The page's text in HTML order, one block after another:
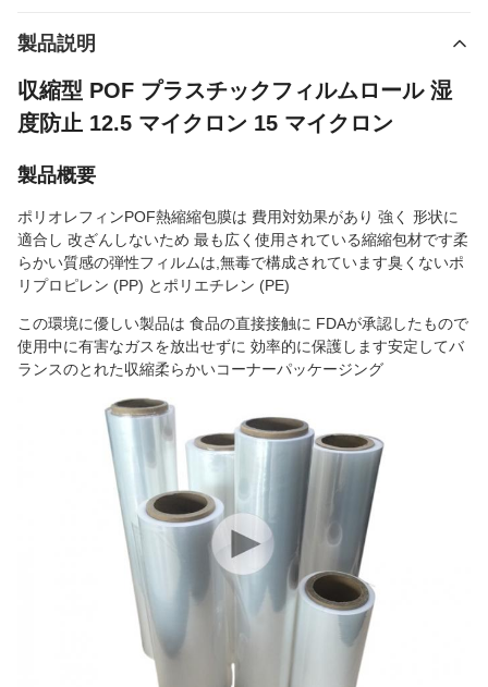
製品説明
収縮型 POF プラスチックフィルムロール 湿
度防止 12.5 マイクロン 15 マイクロン
製品概要
ポリオレフィンPOF熱縮縮包膜は 費用対効果があり 強く 形状に
適合し 改ざんしないため 最も広く使用されている縮縮包材です柔
らかい質感の弾性フィルムは,無毒で構成されています臭くないポ
リプロピレン (PP) とポリエチレン (PE)
この環境に優しい製品は 食品の直接接触に FDAが承認したもので
使用中に有害なガスを放出せずに 効率的に保護します安定してバ
ランスのとれた収縮柔らかいコーナーパッケージング